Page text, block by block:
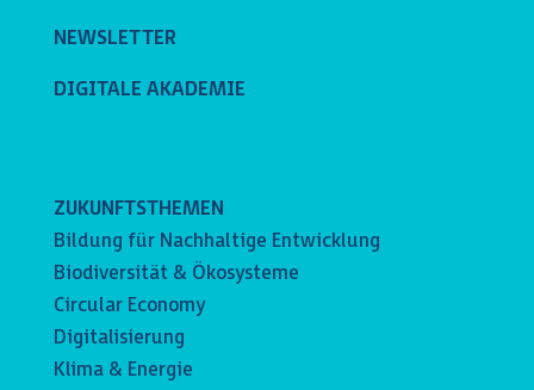
NEWSLETTER
DIGITALE AKADEMIE
ZUKUNFTSTHEMEN
Bildung für Nachhaltige Entwicklung
Biodiversität & Ökosysteme
Circular Economy
Digitalisierung
Klima & Energie